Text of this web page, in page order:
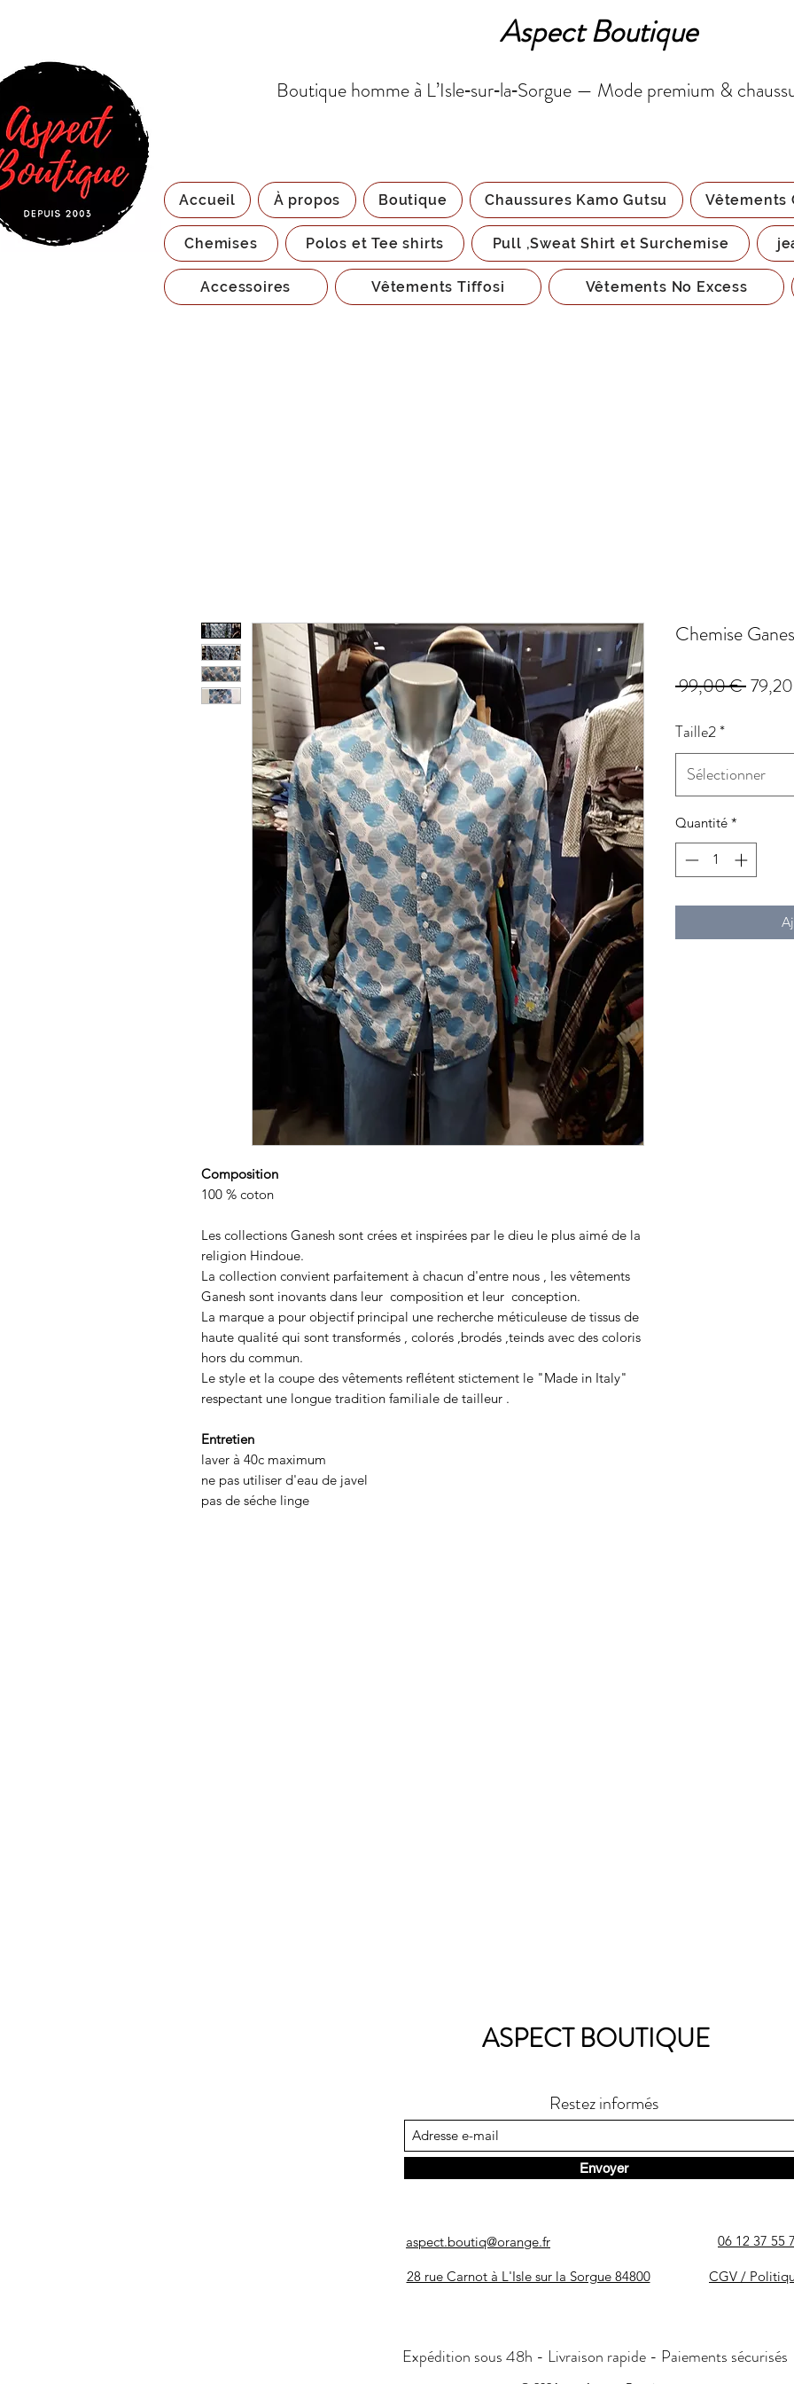
Aspect Boutique
Boutique homme à L’Isle‑sur‑la‑Sorgue — Mode premium &
Accueil À propos Boutique Chaussures Kamo Gutsu Vêtements
Chemises Polos et Tee shirts Pull ,Sweat Shirt et Surchemise
Accessoires Vêtements Tiffosi Vêtements No Excess
Composition
100 % coton
Les collections Ganesh sont crées et inspirées par le dieu le plus aimé de la
religion Hindoue.
La collection convient parfaitement à chacun d'entre nous , les vêtements
Ganesh sont inovants dans leur composition et leur conception.
La marque a pour objectif principal une recherche méticuleuse de tissus de
haute qualité qui sont transformés , colorés ,brodés ,teinds avec des coloris
hors du commun.
Le style et la coupe des vêtements reflétent stictement le "Made in Italy"
respectant une longue tradition familiale de tailleur .
Entretien
laver à 40c maximum
ne pas utiliser d'eau de javel
pas de séche linge
Chemise
99,00 € Prix
Taille2*
Sélectionner
Quantité *
ASPECT BOUTIQUE
Restez informés
Envoyer
aspect.boutiq@orange.fr 06 12 37 55
28 rue Carnot à L'Isle sur la Sorgue 84800 CGV /
Expédition sous 48h - Livraison rapide - Paiements sécurisés